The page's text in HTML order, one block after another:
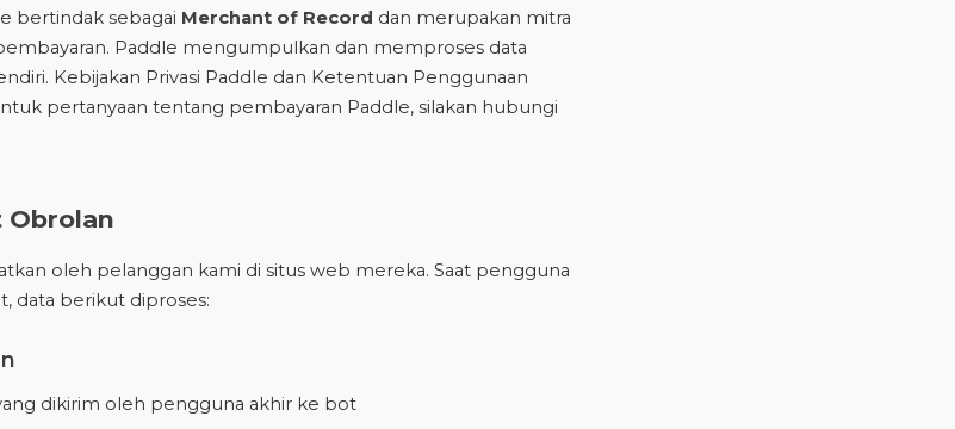
bertindak sebagai Merchant of Record dan merupakan mitra
Paddle mengumpulkan dan memproses data
Kebijakan Privasi Paddle dan Ketentuan Penggunaan
pertanyaan tentang pembayaran Paddle, silakan hubungi
Obrolan
oleh pelanggan kami di situs web mereka. Saat pengguna
data berikut diproses:
dikirim oleh pengguna akhir ke bot